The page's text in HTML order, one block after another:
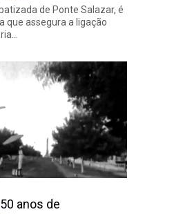
de Ponte Salazar, é
que assegura a ligação
anos de